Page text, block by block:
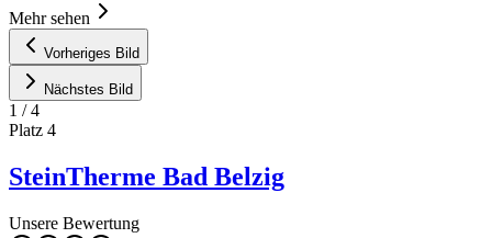
Mehr sehen
Vorheriges Bild
Nächstes Bild
1 /4
Platz 4
SteinTherme Bad Belzig
Unsere Bewertung